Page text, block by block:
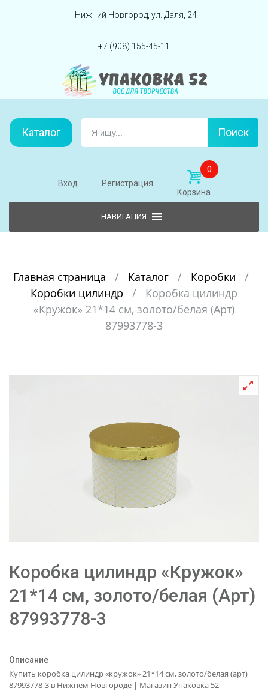
Перейти вниз
Нижний Новгород, ул. Даля, 24
+7 (908) 155-45-11
Каталог Поиск
Вход Регистрация
0
Корзина
Главная страница / Каталог / Коробки
/
Коробки цилиндр
/
Коробка цилиндр
«Кружок» 21*14 см, золото/белая (Арт)
87993778-3
Коробка цилиндр «Кружок»
21*14 см, золото/белая (Арт)
87993778-3
Описание
Купить коробка цилиндр «кружок» 21*14 см, золото/белая (арт)
87993778-3 в Нижнем Новгороде | Магазин Упаковка 52